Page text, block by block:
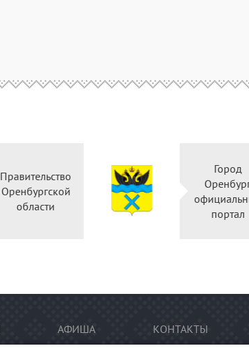
Правительство
Оренбургской
области
Город
портал
АФИША КОНТАКТЫ